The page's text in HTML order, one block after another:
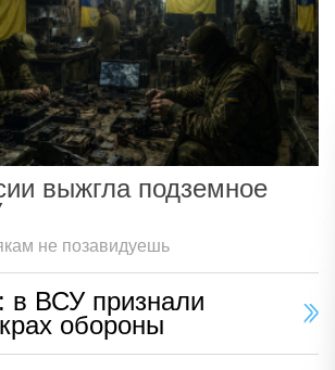
выжгла подземное
не позавидуешь
в ВСУ признали
обороны